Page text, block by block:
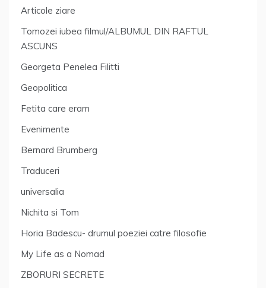
Articole ziare
Tomozei iubea filmul/ALBUMUL DIN RAFTUL
ASCUNS
Georgeta Penelea Filitti
Geopolitica
Fetita care eram
Evenimente
Bernard Brumberg
Traduceri
universalia
Nichita si Tom
Horia Badescu- drumul poeziei catre filosofie
My Life as a Nomad
ZBORURI SECRETE